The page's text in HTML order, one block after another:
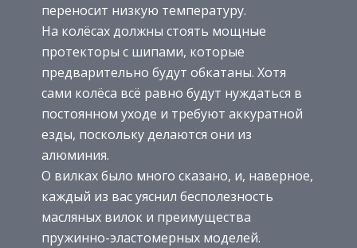
переносит низкую температуру.
На колёсах должны стоять мощные
протекторы с шипами, которые
предварительно будут обкатаны. Хотя
сами колёса всё равно будут нуждаться в
постоянном уходе и требуют аккуратной
езды, поскольку делаются они из
алюминия.
О вилках было много сказано, и, наверное,
каждый из вас уяснил бесполезность
масляных вилок и преимущества
пружинно-эластомерных моделей.